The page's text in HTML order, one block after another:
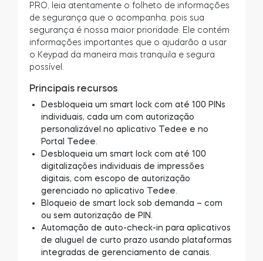
PRO, leia atentamente o folheto de informações
de segurança que o acompanha, pois sua
segurança é nossa maior prioridade. Ele contém
informações importantes que o ajudarão a usar
o Keypad da maneira mais tranquila e segura
possível.
Principais recursos
Desbloqueia um smart lock com até 100 PINs
individuais, cada um com autorização
personalizável no aplicativo Tedee e no
Portal Tedee.
Desbloqueia um smart lock com até 100
digitalizações individuais de impressões
digitais, com escopo de autorização
gerenciado no aplicativo Tedee.
Bloqueio de smart lock sob demanda – com
ou sem autorização de PIN.
Automação de auto-check-in para aplicativos
de aluguel de curto prazo usando plataformas
integradas de gerenciamento de canais.